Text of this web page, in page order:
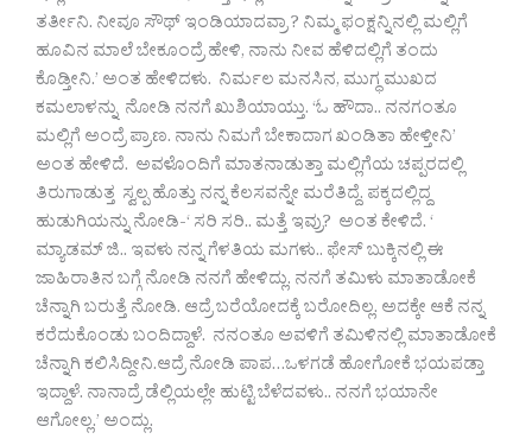
ತರ್ತೀನಿ. ನೀವೂ ಸೌಥ್ ಇಂಡಿಯಾದವ್ರಾ ? ನಿಮ್ಮ ಫಂಕ್ಷನ್ನಿನಲ್ಲಿ ಮಲ್ಲಿಗೆ
ಹೂವಿನ ಮಾಲೆ ಬೇಕೂಂದ್ರೆ ಹೇಳಿ, ನಾನು ನೀವ ಹೆಳಿದಲ್ಲಿಗೆ ತಂದು
ಕೊಡ್ತೀನಿ.’ ಅಂತ ಹೇಳಿದಳು. ನಿರ್ಮಲ ಮನಸಿನ, ಮುಗ್ಧ ಮುಖದ
ಕಮಲಾಳನ್ನು ನೋಡಿ ನನಗೆ ಖುಶಿಯಾಯ್ತು. ‘ಓ ಹೌದಾ.. ನನಗಂತೂ
ಮಲ್ಲಿಗೆ ಅಂದ್ರೆ ಪ್ರಾಣ. ನಾನು ನಿಮಗೆ ಬೇಕಾದಾಗ ಖಂಡಿತಾ ಹೇಳ್ತೀನಿ’
ಅಂತ ಹೇಳಿದೆ. ಅವಳೊಂದಿಗೆ ಮಾತನಾಡುತ್ತಾ ಮಲ್ಲಿಗೆಯ ಚಪ್ಪರದಲ್ಲಿ
ತಿರುಗಾಡುತ್ತ ಸ್ವಲ್ಪ ಹೊತ್ತು ನನ್ನ ಕೆಲಸವನ್ನೇ ಮರೆತಿದ್ದೆ. ಪಕ್ಕದಲ್ಲಿದ್ದ
ಹುಡುಗಿಯನ್ನು ನೋಡಿ-‘ ಸರಿ ಸರಿ.. ಮತ್ತೆ ಇವ್ರು? ಅಂತ ಕೇಳಿದೆ. ‘
ಮ್ಯಾಡಮ್ ಜಿ.. ಇವಳು ನನ್ನ ಗೆಳತಿಯ ಮಗಳು.. ಫೇಸ್ ಬುಕ್ಕಿನಲ್ಲಿ ಈ
ಜಾಹಿರಾತಿನ ಬಗ್ಗೆ ನೋಡಿ ನನಗೆ ಹೇಳಿದ್ಲು. ನನಗೆ ತಮಿಳು ಮಾತಾಡೋಕೆ
ಚೆನ್ನಾಗಿ ಬರುತ್ತೆ ನೋಡಿ. ಆದ್ರೆ ಬರೆಯೋದಕ್ಕೆ ಬರೋದಿಲ್ಲ. ಅದಕ್ಕೇ ಆಕೆ ನನ್ನ
ಕರೆದುಕೊಂಡು ಬಂದಿದ್ದಾಳೆ. ನನಂತೂ ಅವಳಿಗೆ ತಮಿಳಿನಲ್ಲಿ ಮಾತಾಡೋಕೆ
ಚೆನ್ನಾಗಿ ಕಲಿಸಿದ್ದೀನಿ.ಆದ್ರೆ ನೋಡಿ ಪಾಪ…ಒಳಗಡೆ ಹೋಗೋಕೆ ಭಯಪಡ್ತಾ
ಇದ್ದಾಳೆ. ನಾನಾದ್ರೆ ಡೆಲ್ಲಿಯಲ್ಲೇ ಹುಟ್ಟಿ ಬೆಳೆದವಳು.. ನನಗೆ ಭಯಾನೇ
ಆಗೋಲ್ಲ.’ ಅಂದ್ಲು.